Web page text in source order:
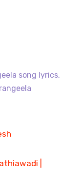
song lyrics,
|